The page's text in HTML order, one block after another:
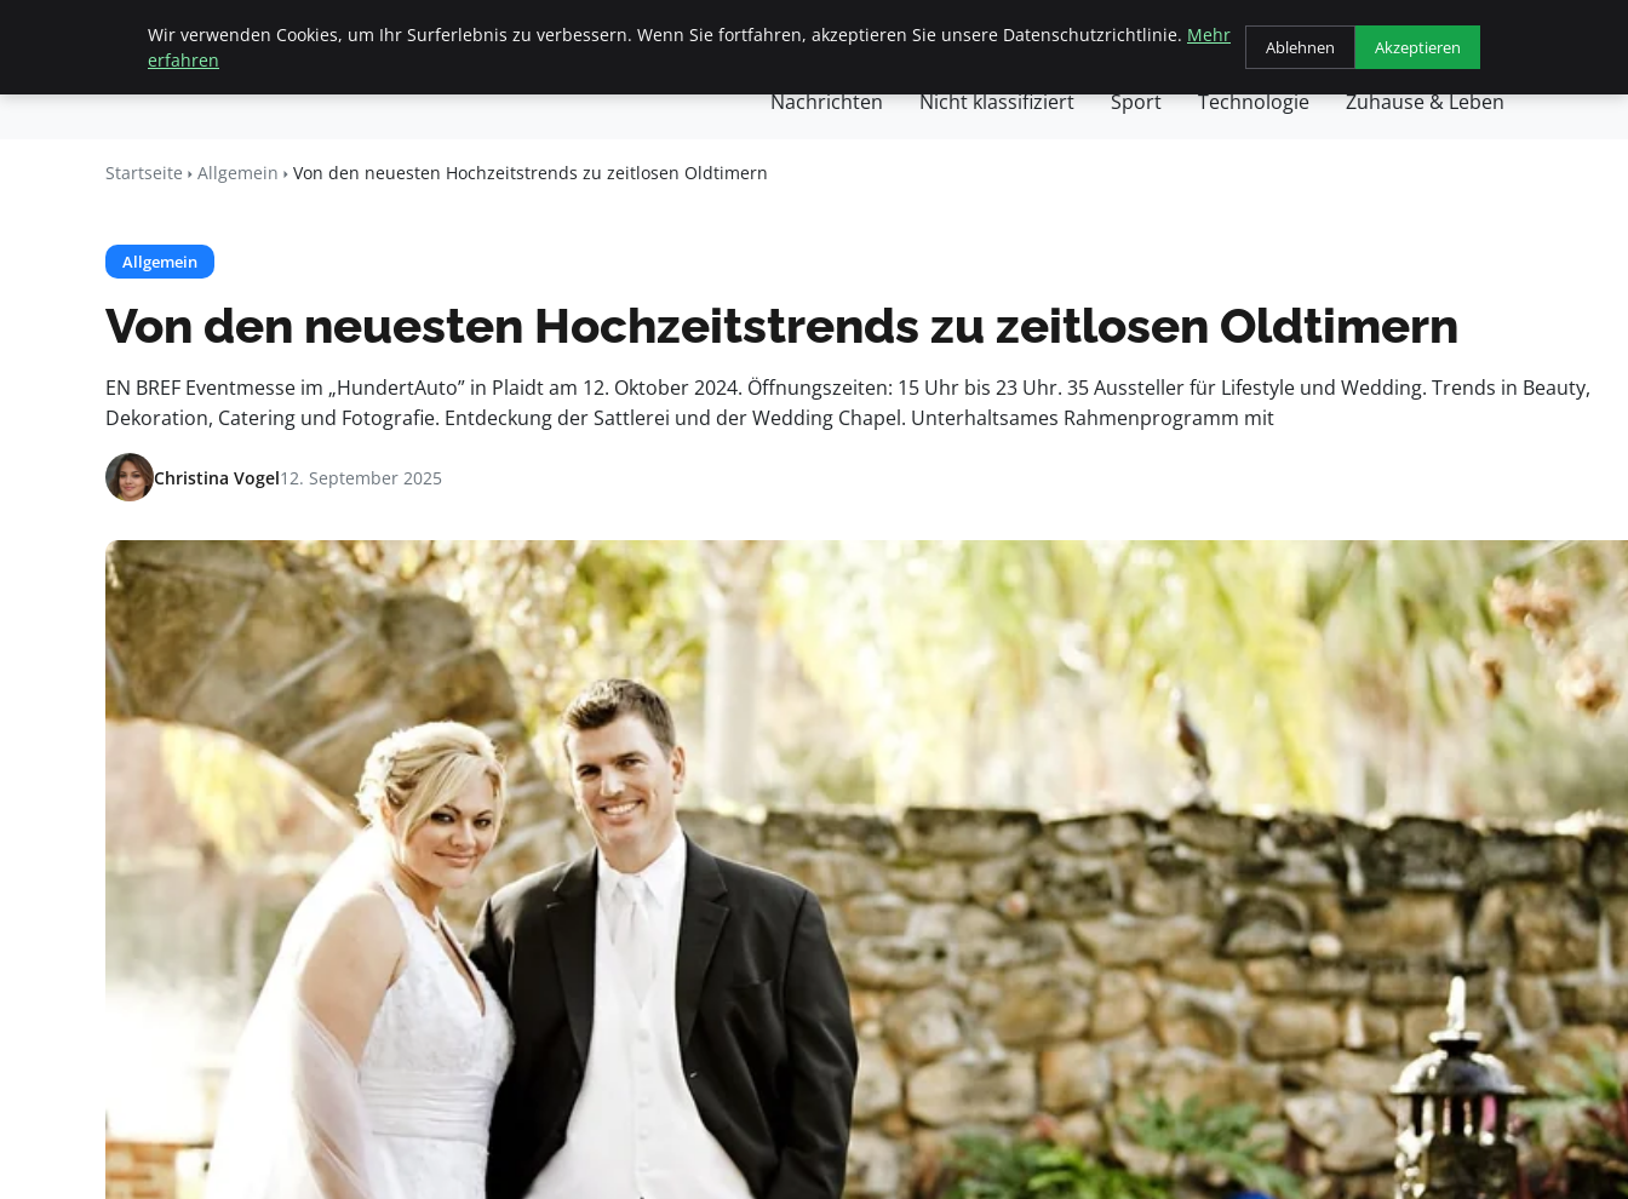
Beyond
Startseite Allgemein Finanzen & Immobilien Frauen / Mode Geschäft Gesundheit Haustiere Kochen
Nachrichten Nicht klassifiziert Sport Technologie Zuhause & Leben
Startseite Allgemein Von den neuesten Hochzeitstrends zu zeitlosen Oldtimern
Allgemein
Von den neuesten Hochzeitstrends zu zeitlosen Oldtimern
EN BREF Eventmesse im „HundertAuto” in Plaidt am 12. Oktober 2024. Öffnungszeiten: 15 Uhr bis 23 Uhr. 35 Aussteller für Lifestyle und Wedding. Trends in Beauty,
Dekoration, Catering und Fotografie. Entdeckung der Sattlerei und der Wedding Chapel. Unterhaltsames Rahmenprogramm mit
Christina Vogel12. September 2025
Wir verwenden Cookies, um Ihr Surferlebnis zu verbessern. Wenn Sie fortfahren, akzeptieren Sie unsere Datenschutzrichtlinie. Mehr
erfahren
Ablehnen Akzeptieren